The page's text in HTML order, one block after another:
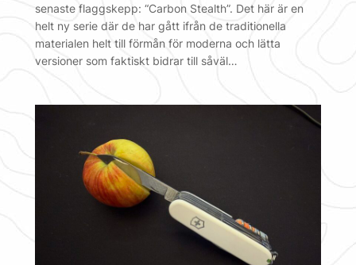
senaste flaggskepp: “Carbon Stealth”. Det här är en
helt ny serie där de har gått ifrån de traditionella
materialen helt till förmån för moderna och lätta
versioner som faktiskt bidrar till såväl…